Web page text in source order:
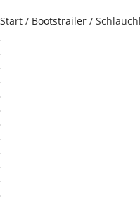
Start / Bootstrailer /